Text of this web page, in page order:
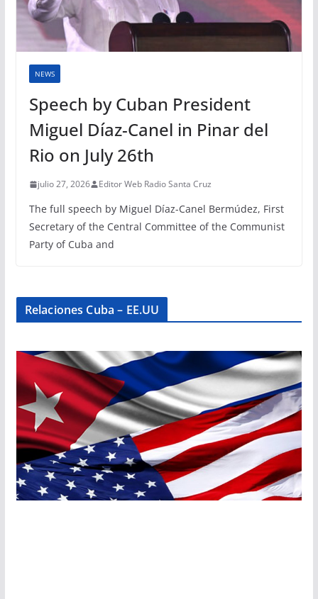
NEWS
Speech by Cuban President
Miguel Díaz-Canel in Pinar del
Rio on July 26th
julio 27, 2026 Editor Web Radio Santa Cruz
The full speech by Miguel Díaz-Canel Bermúdez, First
Secretary of the Central Committee of the Communist
Party of Cuba and
Relaciones Cuba – EE.UU